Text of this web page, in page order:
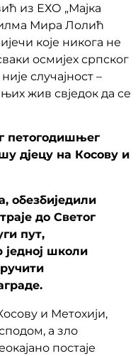
из ЕХО „Мајка
Мира Лолић
које никога не
осмијех српског
случајност –
жив свједок да се
петогодишњег
дјецу на Косову и
обезбиједили
до Светог
пут,
школи
и Метохији,
а зло
постаје